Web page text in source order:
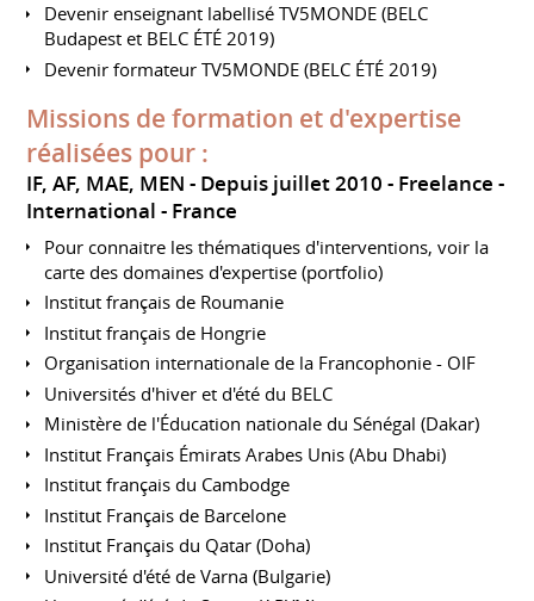
Devenir enseignant labellisé TV5MONDE (BELC
Budapest et BELC ÉTÉ 2019)
Devenir formateur TV5MONDE (BELC ÉTÉ 2019)
Missions de formation et d'expertise
réalisées pour :
IF, AF, MAE, MEN Depuis juillet 2010 Freelance
International
France
Pour connaitre les thématiques d'interventions, voir la
carte des domaines d'expertise (portfolio)
Institut français de Roumanie
Institut français de Hongrie
Organisation internationale de la Francophonie - OIF
Universités d'hiver et d'été du BELC
Ministère de l'Éducation nationale du Sénégal (Dakar)
Institut Français Émirats Arabes Unis (Abu Dhabi)
Institut français du Cambodge
Institut Français de Barcelone
Institut Français du Qatar (Doha)
Université d'été de Varna (Bulgarie)